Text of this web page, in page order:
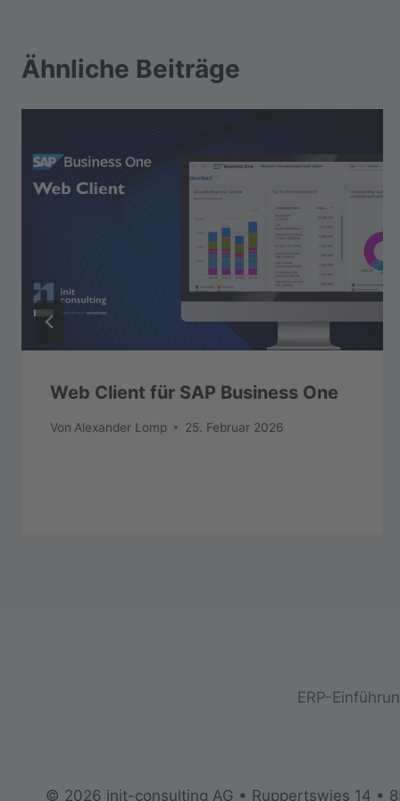
Ähnliche Beiträge
Web Client für SAP Business One
Von Alexander Lomp 25. Februar 2026
ERP-
© 2026 init-consulting AG • Ruppertswies 14 •